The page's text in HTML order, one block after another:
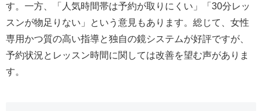
す。一方、「人気時間帯は予約が取りにくい」「30分レッ
スンが物足りない」という意見もあります。総じて、女性
専用かつ質の高い指導と独自の鏡システムが好評ですが、
予約状況とレッスン時間に関しては改善を望む声がありま
す。